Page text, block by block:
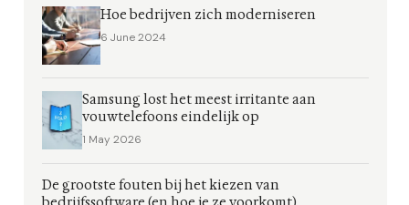
Hoe bedrijven zich moderniseren
6 June 2024
Samsung lost het meest irritante aan
vouwtelefoons eindelijk op
1 May 2026
De grootste fouten bij het kiezen van